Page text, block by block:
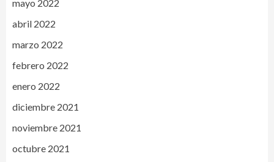
mayo 2022
abril 2022
marzo 2022
febrero 2022
enero 2022
diciembre 2021
noviembre 2021
octubre 2021